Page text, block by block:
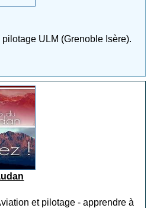
ULM (Grenoble Isère).
et pilotage - apprendre à